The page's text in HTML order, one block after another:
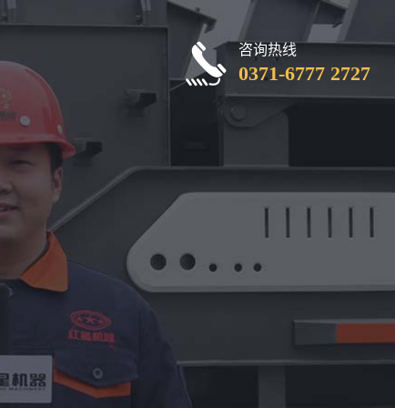
咨询热线
0371-6777 2727